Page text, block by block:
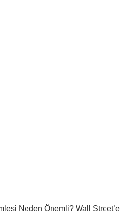
Neden Önemli? Wall Street’e